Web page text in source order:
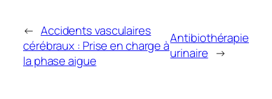
← Accidents vasculaires
cérébraux : Prise en charge à
la phase aigue
Antibiothérapie
urinaire →